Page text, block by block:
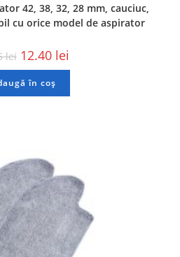
42, 38, 32, 28 mm, cauciuc,
cu orice model de aspirator
lei 12.40 lei
în coș